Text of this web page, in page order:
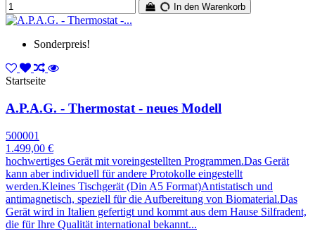
In den Warenkorb
Sonderpreis!
Startseite
A.P.A.G. - Thermostat - neues Modell
500001
1.499,00 €
hochwertiges Gerät mit voreingestellten Programmen.Das Gerät
kann aber individuell für andere Protokolle eingestellt
werden.Kleines Tischgerät (Din A5 Format)Antistatisch und
antimagnetisch, speziell für die Aufbereitung von Biomaterial.Das
Gerät wird in Italien gefertigt und kommt aus dem Hause Silfradent,
die für Ihre Qualität international bekannt...